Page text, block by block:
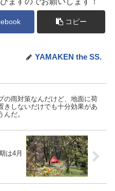
コピー
YAMAKEN the SS.
の雨対策なんだけど、地面に荷
きしないだけでも十分効果があ
んだ。
は4月